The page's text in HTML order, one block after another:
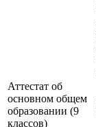
Аттестат об
основном общем
образовании (9
классов)